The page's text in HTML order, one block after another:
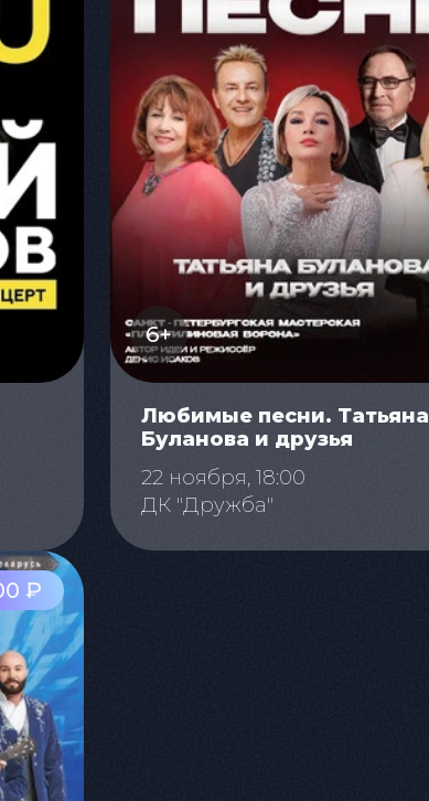
6+
Любимые песни. Татьяна
Буланова и друзья
22 ноября, 18:00
ДК "Дружба"
₽